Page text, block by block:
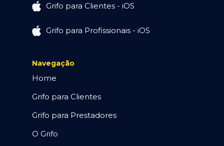
Grifo para Clientes - iOS
Grifo para Profissionais - iOS
Navegação
Home
Grifo para Clientes
Grifo para Prestadores
O Grifo